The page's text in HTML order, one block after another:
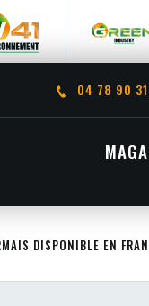
04 78 90
DISPONIBLE EN